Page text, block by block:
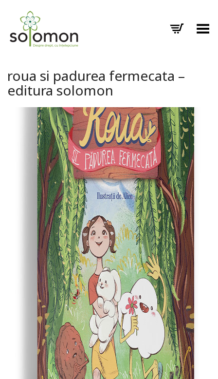
Toggle Menu
roua si padurea fermecata –
editura solomon